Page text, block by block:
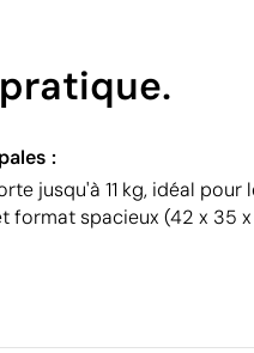
:
jusqu'à 11 kg, idéal
format spacieux (42 x 35